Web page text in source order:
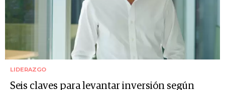
LIDERAZGO
Seis claves para levantar inversión según